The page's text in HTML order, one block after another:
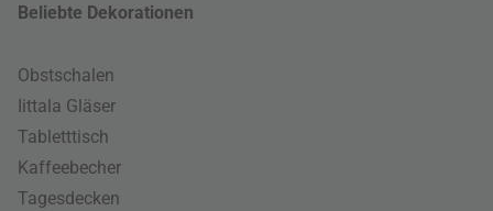
Beliebte Dekorationen
Obstschalen
Iittala Gläser
Tabletttisch
Kaffeebecher
Tagesdecken